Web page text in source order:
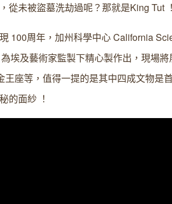
從未被盜墓洗劫過呢？那就是King Tut ！
100周年，加州科學中心 California
埃及藝術家監製下精心製作出，現場
王座等，值得一提的是其中四成文物
的面紗 ！